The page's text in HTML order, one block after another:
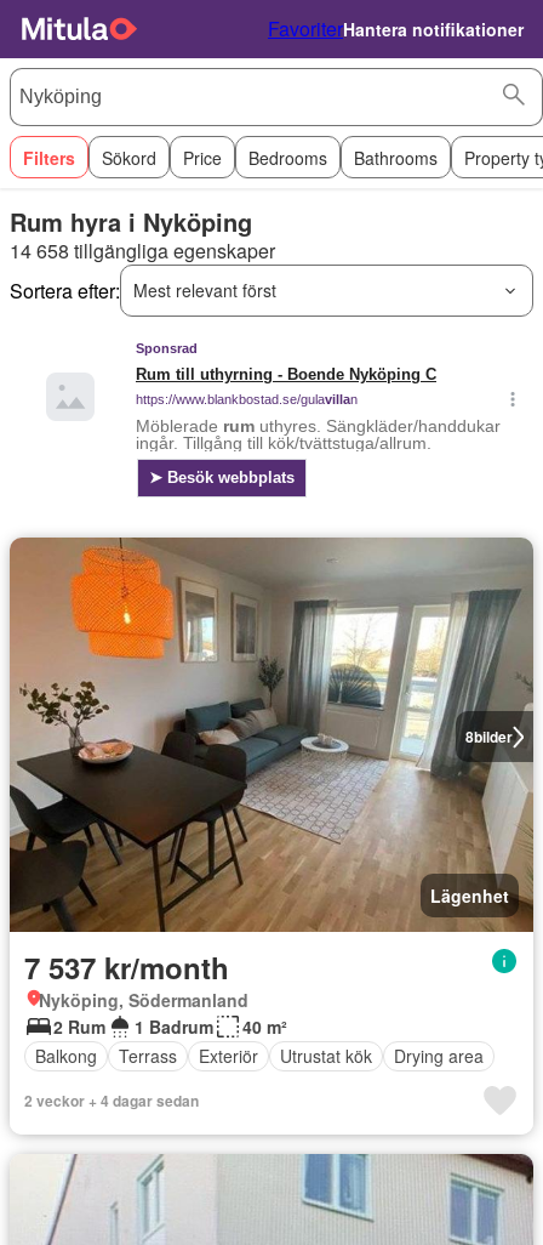
FavoriterHantera notifikationer
Filters Sökord Price Bedrooms Bathrooms Property
Rum hyra i Nyköping
14 658 tillgängliga egenskaper
Sortera efter:
Mest relevant först
8bilder
Lägenhet
7 537 kr/month
Nyköping, Södermanland
2 Rum
1 Badrum
40 m²
Balkong
Terrass Exteriör Utrustat kök Drying area
2 veckor + 4 dagar sedan